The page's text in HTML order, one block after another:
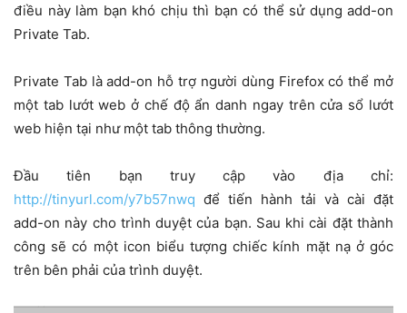
điều này làm bạn khó chịu thì bạn có thể sử dụng add-on
Private Tab.
Private Tab là add-on hỗ trợ người dùng Firefox có thể mở
một tab lướt web ở chế độ ẩn danh ngay trên cửa sổ lướt
web hiện tại như một tab thông thường.
Đầu tiên bạn truy cập vào địa chỉ:
http://tinyurl.com/y7b57nwq để tiến hành tải và cài đặt
add-on này cho trình duyệt của bạn. Sau khi cài đặt thành
công sẽ có một icon biểu tượng chiếc kính mặt nạ ở góc
trên bên phải của trình duyệt.